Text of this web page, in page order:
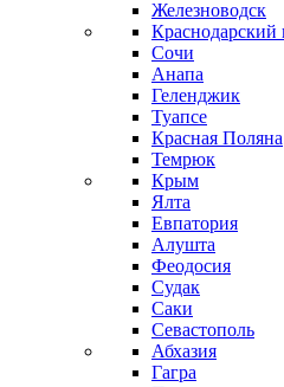
Железноводск
Краснодарский
Сочи
Анапа
Геленджик
Туапсе
Красная Поляна
Темрюк
Крым
Ялта
Евпатория
Алушта
Феодосия
Судак
Саки
Севастополь
Абхазия
Гагра